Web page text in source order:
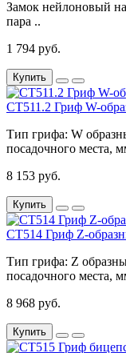
Замок нейлоновый
пара ..
1 794 руб.
Купить
CT511.2 Гриф W-
Тип грифа: W
посадочного места,
8 153 руб.
Купить
CT514 Гриф Z-
Тип грифа: Z
посадочного места,
8 968 руб.
Купить